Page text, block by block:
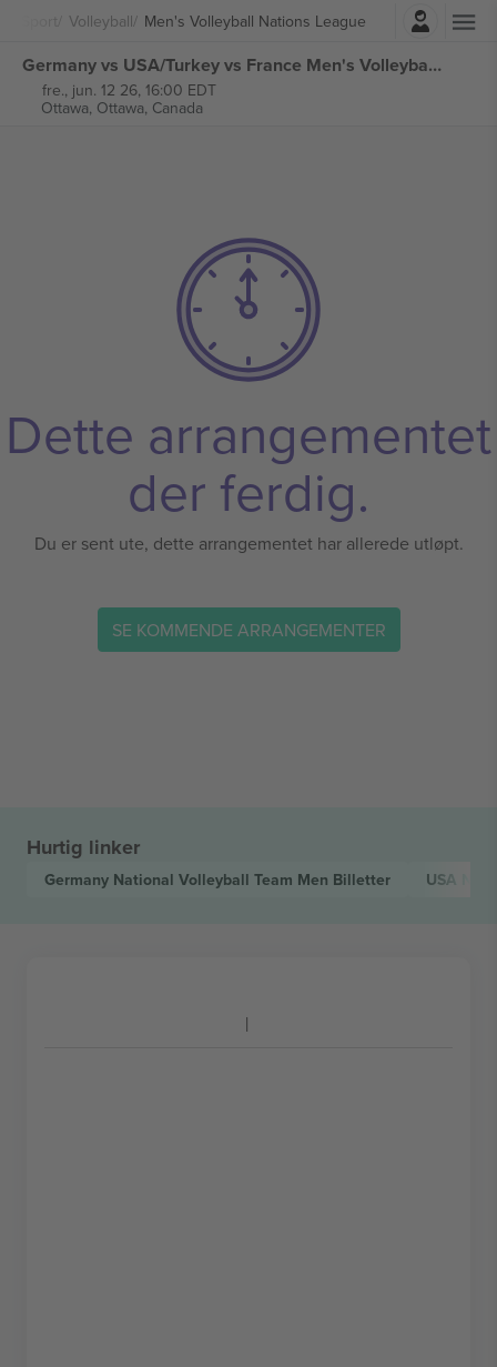
Volleyball Men's Volleyball Nations League
Logg Inn
Germany vs USA/Turkey vs France Men's Volleyball Nations League billetter
fre., jun. 12 26, 16:00 EDT
Ottawa, Ottawa, Canada
Dette arrangementet
der ferdig.
Du er sent ute, dette arrangementet har allerede utløpt.
SE KOMMENDE ARRANGEMENTER
Hurtig linker
Germany National Volleyball Team Men Billetter USA